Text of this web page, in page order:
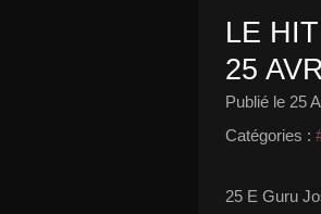
LE
25
Publié le 25
Catégories :
25 E Guru